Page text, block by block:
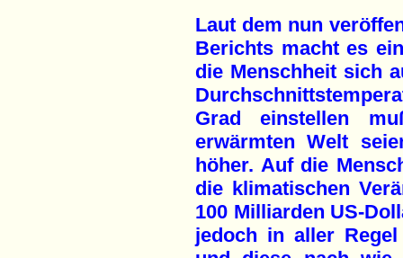
Laut dem nun
Berichts macht es
die Menschheit sich
Grad einstellen
erwärmten Welt
höher. Auf die
die klimatischen
100 Milliarden US-
jedoch in aller